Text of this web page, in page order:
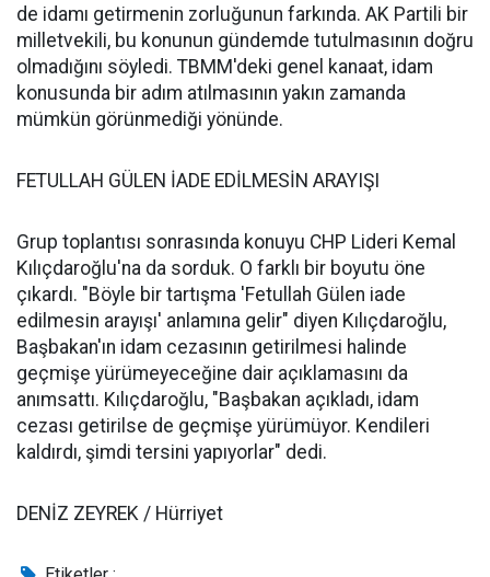
de idamı getirmenin zorluğunun farkında. AK Partili bir
milletvekili, bu konunun gündemde tutulmasının doğru
olmadığını söyledi. TBMM'deki genel kanaat, idam
konusunda bir adım atılmasının yakın zamanda
mümkün görünmediği yönünde.
FETULLAH GÜLEN İADE EDİLMESİN ARAYIŞI
Grup toplantısı sonrasında konuyu CHP Lideri Kemal
Kılıçdaroğlu'na da sorduk. O farklı bir boyutu öne
çıkardı. "Böyle bir tartışma 'Fetullah Gülen iade
edilmesin arayışı' anlamına gelir" diyen Kılıçdaroğlu,
Başbakan'ın idam cezasının getirilmesi halinde
geçmişe yürümeyeceğine dair açıklamasını da
anımsattı. Kılıçdaroğlu, "Başbakan açıkladı, idam
cezası getirilse de geçmişe yürümüyor. Kendileri
kaldırdı, şimdi tersini yapıyorlar" dedi.
DENİZ ZEYREK / Hürriyet